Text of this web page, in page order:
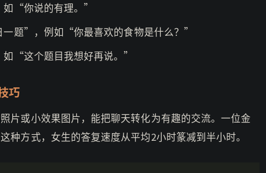
如“你说的有理。”
题”，例如“你最喜欢的食物是什么？”
如“这个题目我想好再说。”
巧
片或小效果图片，能把聊天转化为有趣的交流。一位金
种方式，女生的答复速度从平均2小时篆减到半小时。